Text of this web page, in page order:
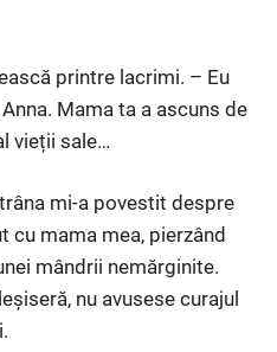
printre lacrimi. – Eu
Mama ta a ascuns de
vieții sale…
mi-a povestit despre
cu mama mea, pierzând
mândrii nemărginite.
nu avusese curajul